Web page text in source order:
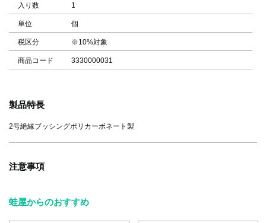
入り数 1
単位 個
税区分 ※10%対象
商品コード 3330000031
製品特長
2号絶縁ブッシングポリカーボネート製
注意事項
蛙屋からのおすすめ